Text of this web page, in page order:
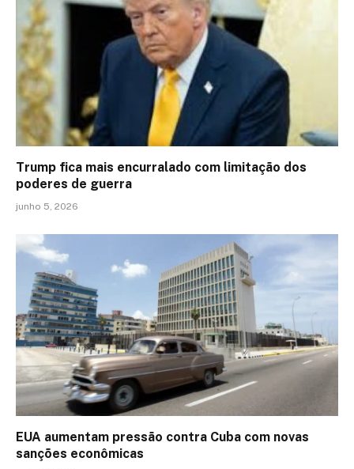
Trump fica mais encurralado com limitação dos
poderes de guerra
junho 5, 2026
EUA aumentam pressão contra Cuba com novas
sanções econômicas